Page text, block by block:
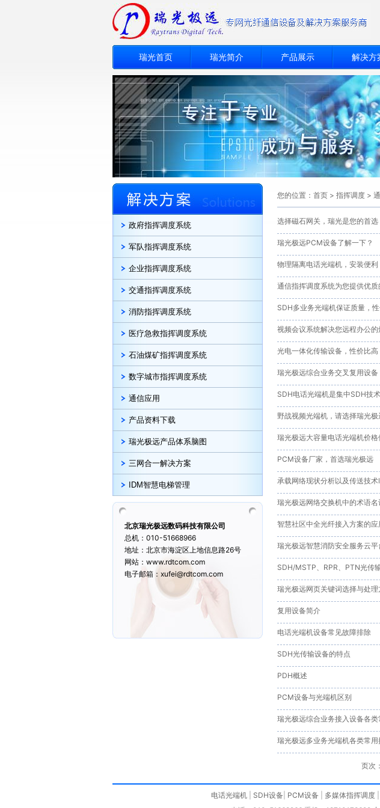
瑞光首页 瑞光简介 产品展示 解决方
政府指挥调度系统
军队指挥调度系统
企业指挥调度系统
交通指挥调度系统
消防指挥调度系统
医疗急救指挥调度系统
石油煤矿指挥调度系统
数字城市指挥调度系统
通信应用
产品资料下载
瑞光极远产品体系脑图
三网合一解决方案
IDM智慧电梯管理
北京瑞光极远数码科技有限公司
总机：010-51668966
地址：北京市海淀区上地信息路26号
网站：www.rdtcom.com
电子邮箱：xufei@rdtcom.com
您的位置： 首页 > 指挥调度 >
选择磁石网关，瑞光是您的首选
瑞光极远PCM设备了解一下？
物理隔离电话光端机，安装便
通信指挥调度系统为您提供优
SDH多业务光端机保证质量，
视频会议系统解决您远程办公的
光电一体化传输设备，性价比
瑞光极远综合业务交叉复用设
SDH电话光端机是集中SDH技
野战视频光端机，请选择瑞光极
瑞光极远大容量电话光端机价
PCM设备厂家，首选瑞光极远
承载网络现状分析以及传送技术
瑞光极远网络交换机中的术语名
智慧社区中全光纤接入方案的应
瑞光极远智慧消防安全服务云平
SDH/MSTP、RPR、PTN光传
瑞光极远网页关键词选择与处理
复用设备简介
电话光端机设备常见故障排除
SDH光传输设备的特点
PDH概述
PCM设备与光端机区别
瑞光极远综合业务接入设备各
瑞光极远多业务光端机各类常用
页次
电话光端机 SDH设备 PCM设备 多媒体指挥调度